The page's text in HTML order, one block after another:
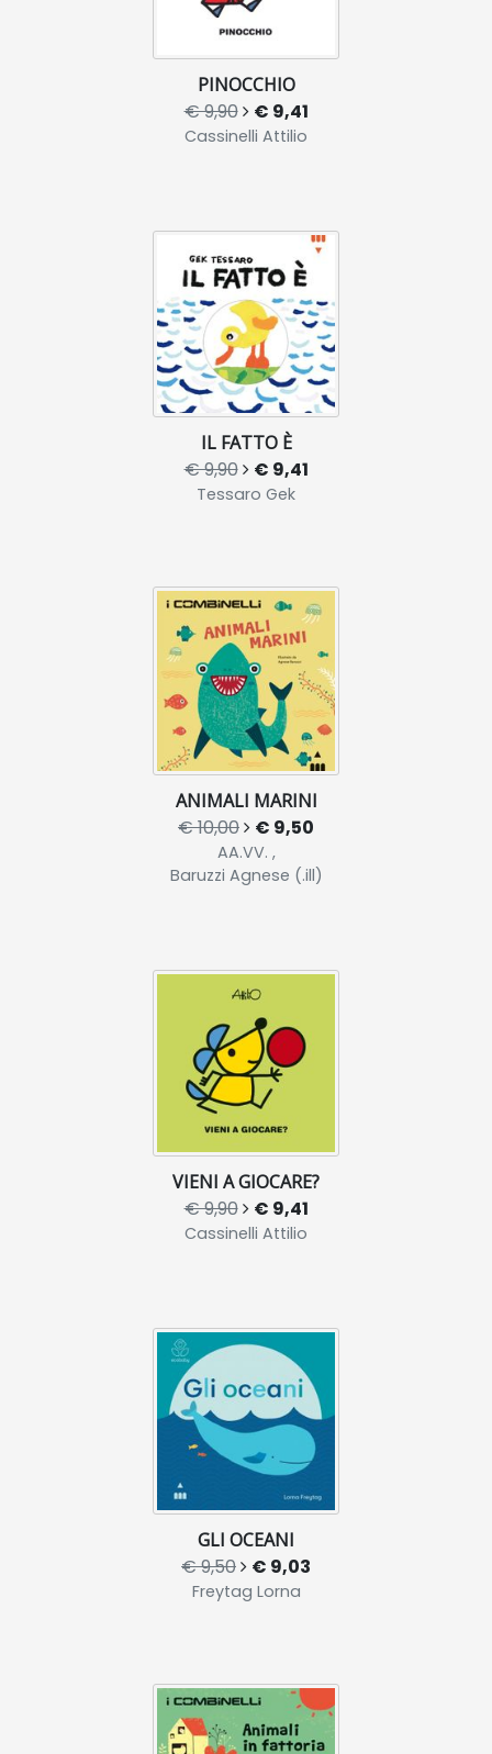
PINOCCHIO
€ 9,90 € 9,41
Cassinelli Attilio
IL FATTO È
€ 9,90 € 9,41
Tessaro Gek
ANIMALI MARINI
€ 10,00 € 9,50
AA.VV. ,
Baruzzi Agnese (.ill)
VIENI A GIOCARE?
€ 9,90 € 9,41
Cassinelli Attilio
GLI OCEANI
€ 9,50 € 9,03
Freytag Lorna